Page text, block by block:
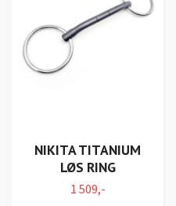
NIKITA TITANIUM
LØS RING
1 509,-